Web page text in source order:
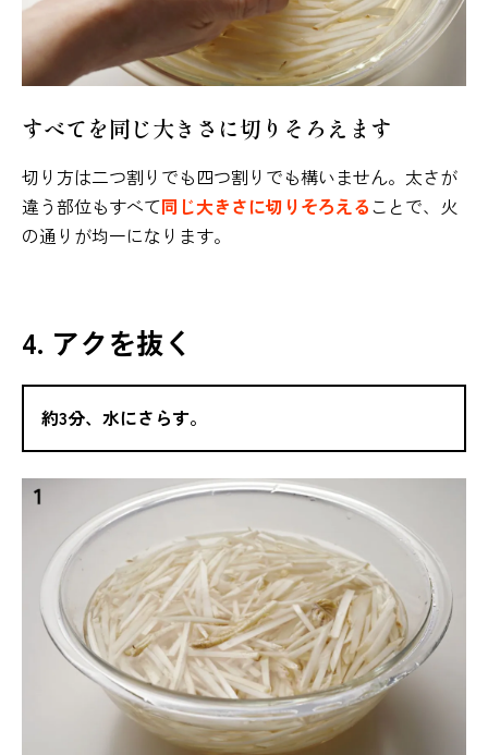
すべてを同じ大きさに切りそろえます
切り方は二つ割りでも四つ割りでも構いません。太さが
違う部位もすべて同じ大きさに切りそろえることで、火
の通りが均一になります。
4. アクを抜く
約3分、水にさらす。